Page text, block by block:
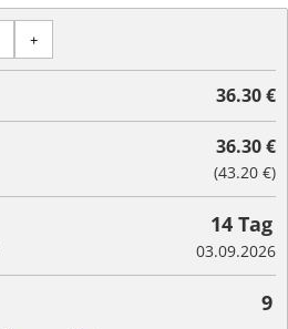
+
36.30 €
36.30 €
(43.20 €)
14 Tag
03.09.2026
9